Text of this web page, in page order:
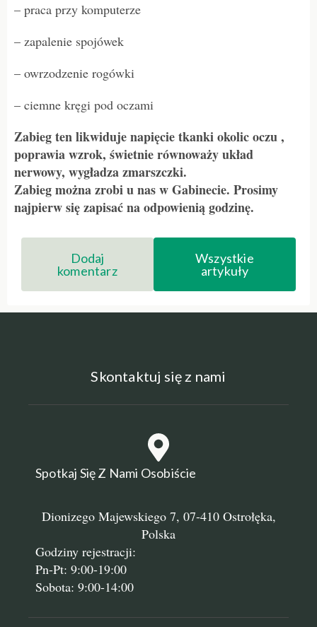
– praca przy komputerze
– zapalenie spojówek
– owrzodzenie rogówki
– ciemne kręgi pod oczami
Zabieg ten likwiduje napięcie tkanki okolic oczu ,
poprawia wzrok, świetnie równoważy układ
nerwowy, wygładza zmarszczki.
Zabieg można zrobiu nas w Gabinecie. Prosimy
najpierw się zapisać na odpowienią godzinę.
Dodaj
komentarz
Wszystkie
artykuły
Skontaktuj się z nami
Spotkaj Się Z Nami Osobiście
Dionizego Majewskiego 7, 07-410 Ostrołęka,
Polska
Godziny rejestracji:
Pn-Pt: 9:00-19:00
Sobota: 9:00-14:00